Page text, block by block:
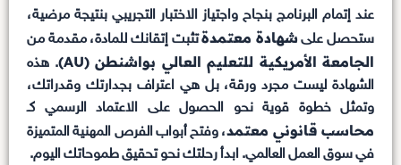
عند إتمام البرنامج بنجاح واجتياز الاختبار التجريبي بنتيجة مرضية،
ستحصل علىشهادة معتمدةتثبت إتقانك للمادة، مقدمة من
الجامعة الأمريكية للتعليم العالي بواشنطن (AU)
. هذه
الشهادة ليست مجرد ورقة، بل هي اعتراف بجدارتك وقدراتك،
وتمثل خطوة قوية نحو الحصول على الاعتماد الرسمي كـ
محاسب قانوني معتمد، وفتح أبواب الفرص المهنية المتميزة
في سوق العمل العالمي. ابدأ رحلتك نحو تحقيق طموحاتك اليوم.